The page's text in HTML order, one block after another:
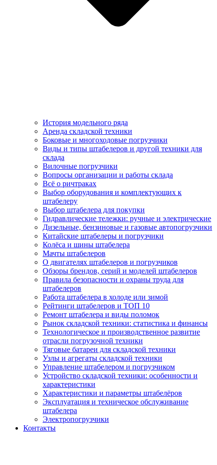
История модельного ряда
Аренда складской техники
Боковые и многоходовые погрузчики
Виды и типы штабелеров и другой техники для
склада
Вилочные погрузчики
Вопросы организации и работы склада
Всё о ричтраках
Выбор оборудования и комплектующих к
штабелеру
Выбор штабелера для покупки
Гидравлические тележки: ручные и электрические
Дизельные, бензиновые и газовые автопогрузчики
Китайские штабелеры и погрузчики
Колёса и шины штабелера
Мачты штабелеров
О двигателях штабелеров и погрузчиков
Обзоры брендов, серий и моделей штабелеров
Правила безопасности и охраны труда для
штабелеров
Работа штабелера в холоде или зимой
Рейтинги штабелеров и ТОП 10
Ремонт штабелера и виды поломок
Рынок складской техники: статистика и финансы
Технологическое и производственное развитие
отрасли погрузочной техники
Тяговые батареи для складской техники
Узлы и агрегаты складской техники
Управление штабелером и погрузчиком
Устройство складской техники: особенности и
характеристики
Характеристики и параметры штабелёров
Эксплуатация и техническое обслуживание
штабелера
Электропогрузчики
Контакты